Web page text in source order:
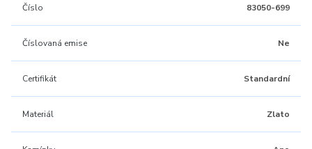
Číslo 83050-699
Číslovaná emise Ne
Certifikát Standardní
Materiál Zlato